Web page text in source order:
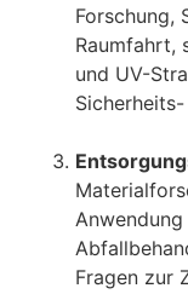
Forschung,
Raumfahrt,
und UV-
Fragen zur